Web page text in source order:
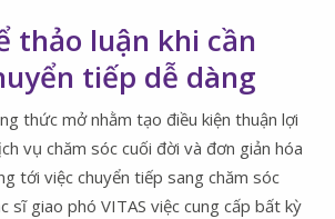
thảo luận khi cần
tiếp dễ dàng
thức mở nhằm tạo điều kiện thuận lợi
vụ chăm sóc cuối đời và đơn giản hóa
tới việc chuyển tiếp sang chăm sóc
sĩ giao phó VITAS việc cung cấp bất kỳ